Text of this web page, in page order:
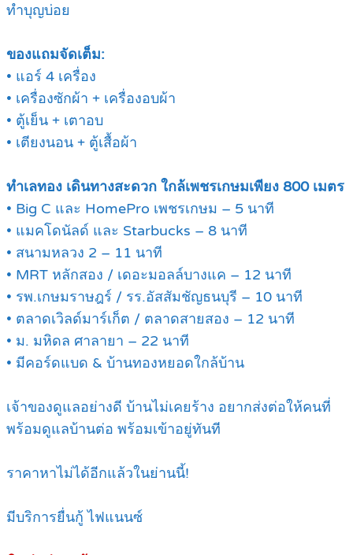
ทำบุญบ่อย
ของแถมจัดเต็ม:
• แอร์ 4 เครื่อง
• เครื่องซักผ้า + เครื่องอบผ้า
• ตู้เย็น + เตาอบ
• เตียงนอน + ตู้เสื้อผ้า
ทำเลทอง เดินทางสะดวก ใกล้เพชรเกษมเพียง 800 เมตร
• Big C และ HomePro เพชรเกษม – 5 นาที
• แมคโดนัลด์ และ Starbucks – 8 นาที
• สนามหลวง 2 – 11 นาที
• MRT หลักสอง / เดอะมอลล์บางแค – 12 นาที
• รพ.เกษมราษฎร์ / รร.อัสสัมชัญธนบุรี – 10 นาที
• ตลาดเวิลด์มาร์เก็ต / ตลาดสายสอง – 12 นาที
• ม. มหิดล ศาลายา – 22 นาที
• มีคอร์ดแบด & บ้านทองหยอดใกล้บ้าน
เจ้าของดูแลอย่างดี บ้านไม่เคยร้าง อยากส่งต่อให้คนที่
พร้อมดูแลบ้านต่อ พร้อมเข้าอยู่ทันที
ราคาหาไม่ได้อีกแล้วในย่านนี้!
มีบริการยื่นกู้ ไฟแนนซ์